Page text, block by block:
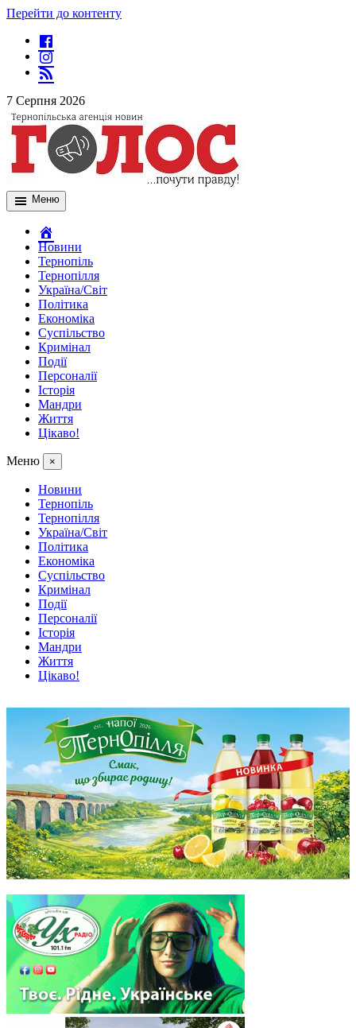
Перейти до контенту
7 Серпня 2026
Меню
Новини
Тернопіль
Тернопілля
Україна/Світ
Політика
Економіка
Суспільство
Кримінал
Події
Персоналії
Історія
Мандри
Життя
Цікаво!
Меню ×
Новини
Тернопіль
Тернопілля
Україна/Світ
Політика
Економіка
Суспільство
Кримінал
Події
Персоналії
Історія
Мандри
Життя
Цікаво!